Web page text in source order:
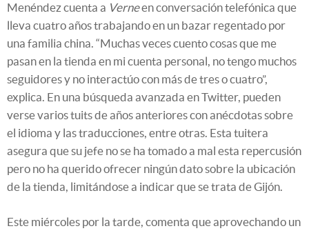
Menéndez cuenta a Verneen conversación telefónica que
lleva cuatro años trabajando en un bazar regentado por
una familia china. “Muchas veces cuento cosas que me
pasan en la tienda en mi cuenta personal, no tengo muchos
seguidores y no interactúo con más de tres o cuatro”,
explica. En una búsqueda avanzada en Twitter, pueden
verse varios tuits de años anteriores con anécdotas sobre
el idioma y las traducciones, entre otras. Esta tuitera
asegura que su jefe no se ha tomado a mal esta repercusión
pero no ha querido ofrecer ningún dato sobre la ubicación
de la tienda, limitándose a indicar que se trata de Gijón.
Este miércoles por la tarde, comenta que aprovechando un